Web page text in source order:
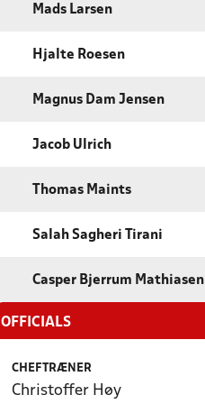
Mads Larsen
Hjalte Roesen
Magnus Dam Jensen
Jacob Ulrich
Thomas Maints
Salah Sagheri Tirani
Casper Bjerrum Mathiasen
OFFICIALS
CHEFTRÆNER
Christoffer Høy